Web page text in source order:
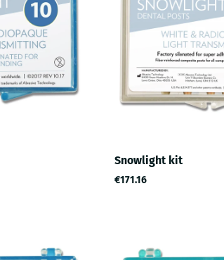
Snowlight kit
€171.16